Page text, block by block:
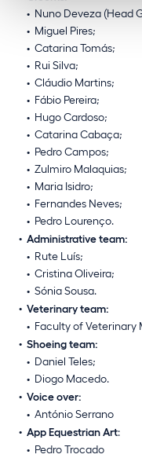
Nuno Deveza (Head
Miguel Pires;
Catarina Tomás;
Rui Silva;
Cláudio Martins;
Fábio Pereira;
Hugo Cardoso;
Catarina Cabaça;
Pedro Campos;
Zulmiro Malaquias;
Maria Isidro;
Fernandes Neves;
Pedro Lourenço.
Administrative team:
Rute Luís;
Cristina Oliveira;
Sónia Sousa.
Veterinary team:
Faculty of Veterinary
Shoeing team:
Daniel Teles;
Diogo Macedo.
Voice over:
António Serrano
App Equestrian Art:
Pedro Trocado